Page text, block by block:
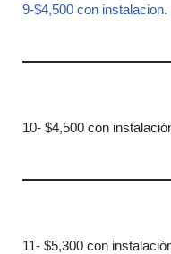
9-$4,500 con instalacion.
10- $4,500 con
11- $5,300 con